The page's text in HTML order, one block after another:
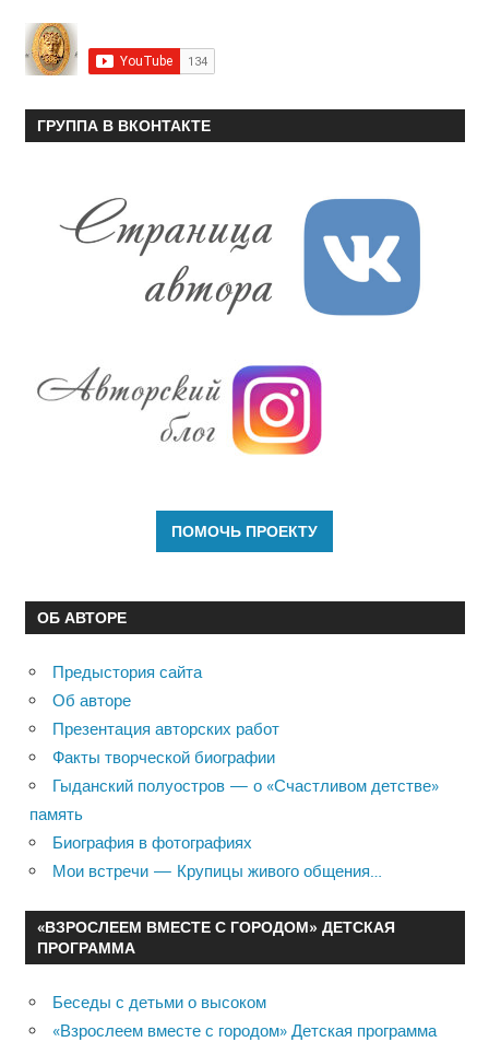
ГРУППА В ВКОНТАКТЕ
ОБ АВТОРЕ
Предыстория сайта
Об авторе
Презентация авторских работ
Факты творческой биографии
Гыданский полуостров — о «Счастливом детстве»
память
Биография в фотографиях
Мои встречи — Крупицы живого общения…
«ВЗРОСЛЕЕМ ВМЕСТЕ С ГОРОДОМ» ДЕТСКАЯ
ПРОГРАММА
Беседы с детьми о высоком
«Взрослеем вместе с городом» Детская программа